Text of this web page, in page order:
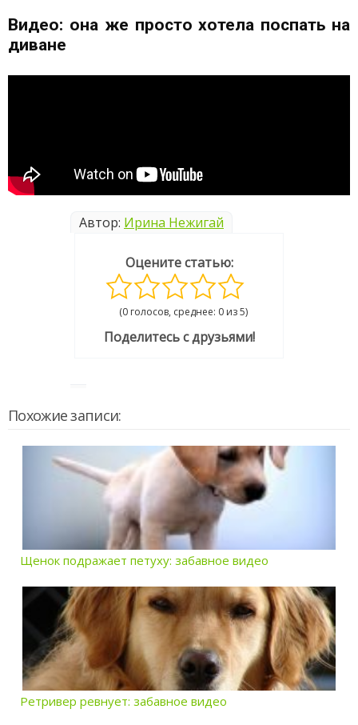
Видео: она же просто хотела поспать на
диване
Автор: Ирина Нежигай
Оцените статью:
(0 голосов, среднее: 0 из 5)
Поделитесь с друзьями!
Похожие записи:
Щенок подражает петуху: забавное видео
Ретривер ревнует: забавное видео